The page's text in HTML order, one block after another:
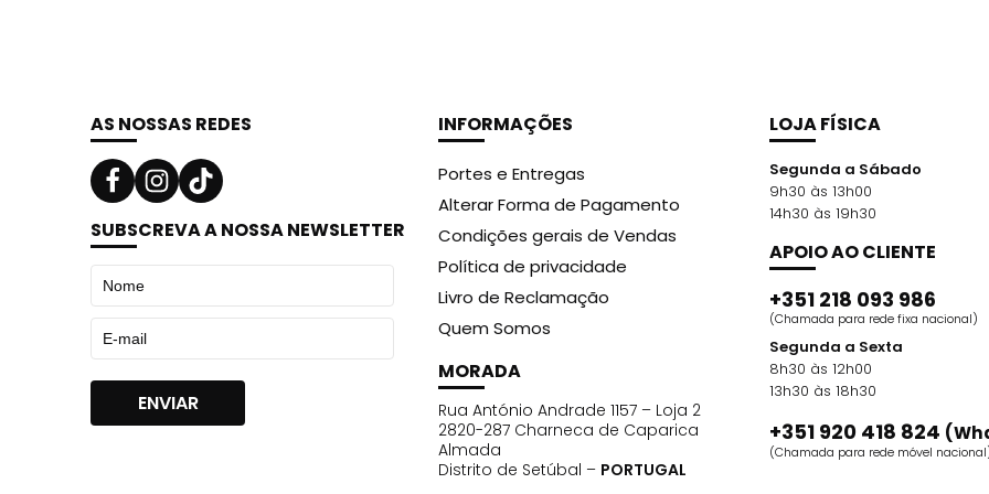
AS NOSSAS REDES
SUBSCREVA A NOSSA NEWSLETTER
INFORMAÇÕES
Portes e Entregas
Alterar Forma de Pagamento
Condições gerais de Vendas
Política de privacidade
Livro de Reclamação
Quem Somos
MORADA
Rua António Andrade 1157 – Loja 2
2820-287 Charneca de Caparica
Almada
Distrito de Setúbal – PORTUGAL
LOJA FÍSICA
Segunda a Sábado
9h30 às 13h00
14h30 às 19h30
APOIO AO CLIENTE
+351 218 093 986
(Chamada para rede fixa nacional)
Segunda a Sexta
8h30 às 12h00
13h30 às 18h30
+351 920 418 824
(Chamada para rede móvel